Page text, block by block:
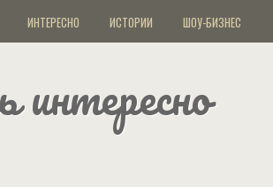
ИНТЕРЕСНО ИСТОРИИ ШОУ-БИЗНЕС
интересно